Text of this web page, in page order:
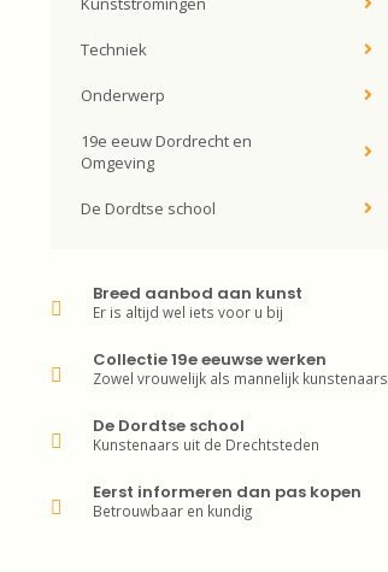
Techniek
Onderwerp
19e eeuw Dordrecht en
Omgeving
De Dordtse school
Breed aanbod aan kunst
Er is altijd wel iets voor u bij
Collectie 19e eeuwse werken
Zowel vrouwelijk als mannelijk kunstenaars
De Dordtse school
Kunstenaars uit de Drechtsteden
Eerst informeren dan pas kopen
Betrouwbaar en kundig